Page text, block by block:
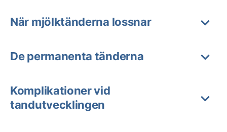
När mjölktänderna lossnar
De permanenta tänderna
Komplikationer vid
tandutvecklingen